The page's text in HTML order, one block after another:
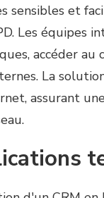
sensibles et
Les équipes
accéder
La
assurant